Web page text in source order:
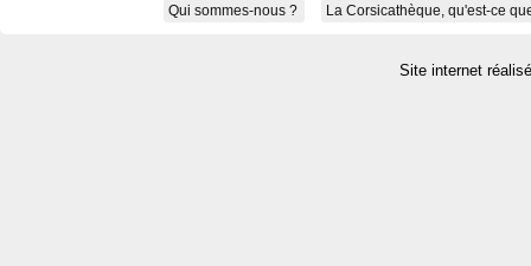
Qui sommes-nous ? La Corsicathèque, qu'est-ce
Site internet